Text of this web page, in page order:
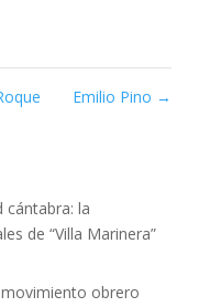
Emilio Pino →
cántabra: la
de “Villa Marinera”
obrero